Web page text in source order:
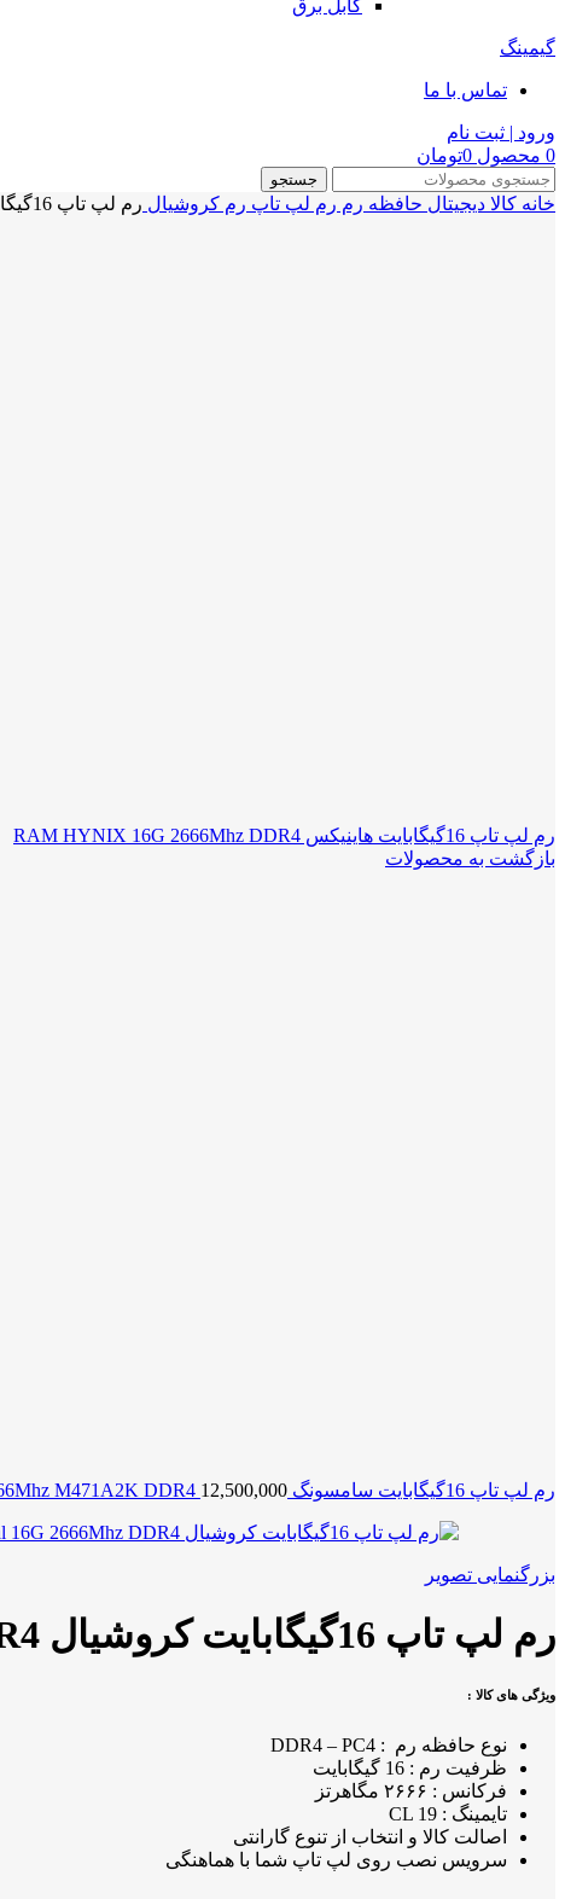
کابل برق
گیمینگ
تماس با ما
ورود | ثبت نام
0 محصول 0تومان
جستجو
خانه کالا دیجیتال حافظه رم رم لپ تاپ رم کروشیال رم لپ تاپ 16گیگابایت کروشیال RAM Crucial 16G 2666Mhz DDR4
رم لپ تاپ 16گیگابایت هاینیکس RAM HYNIX 16G 2666Mhz DDR4
بازگشت به محصولات
رم لپ تاپ 16گیگابایت سامسونگ RAM Samsung 16G 2666Mhz M471A2K DDR4 12,500,000
بزرگنمایی تصویر
رم لپ تاپ 16گیگابایت کروشیال RAM Crucial 16G 2666Mhz DDR4
ویژگی های کالا :
نوع حافظه رم : DDR4 – PC4
ظرفیت رم : 16 گیگابایت
فرکانس : ۲۶۶۶ مگاهرتز
تایمینگ : CL 19
اصالت کالا و انتخاب از تنوع گارانتی
سرویس نصب روی لپ تاپ شما با هماهنگی